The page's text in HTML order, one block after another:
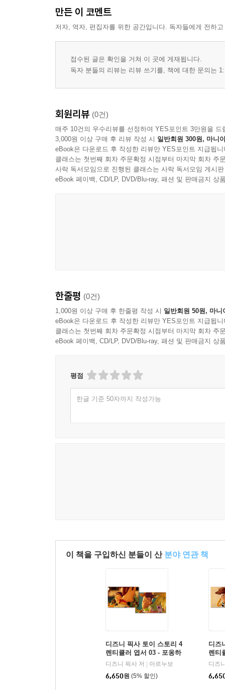
만든 이 코멘트
저자, 역자, 편집자를 위한 공간입니다. 독자들에게 전하
접수된 글은 확인을 거쳐 이 곳에 게재됩니다.
독자 분들의 리뷰는 리뷰 쓰기를, 책에 대한 문의는
회원리뷰 (0건)
매주 10건의 우수리뷰를 선정하여 YES포인트 3만원을 드
3,000원 이상 구매 후 리뷰 작성 시 일반회원 300원, 마니
eBook은 다운로드 후 작성한 리뷰만 YES포인트 지급됩니
클래스는 첫번째 회차 주문확정 시점부터 마지막 회차 주
사락 독서모임으로 진행된 클래스는 사락 독서모임 게시
eBook 페이백, CD/LP, DVD/Blu-ray, 패션 및 판매금지 상
한줄평 (0건)
1,000원 이상 구매 후 한줄평 작성 시 일반회원 50원, 마니
eBook은 다운로드 후 작성한 리뷰만 YES포인트 지급됩니
클래스는 첫번째 회차 주문확정 시점부터 마지막 회차 주
eBook 페이백, CD/LP, DVD/Blu-ray, 패션 및 판매금지 상
평점
한글 기준 50자까지 작성가능
이 책을 구입하신 분들이 산 분야 연관 책
디즈니 픽사 토이 스토리 4
렌티큘러 엽서 03 - 포옹하
는 우디,버즈
디즈니 픽사 저
아르누보
6,650원 (5% 할인)
디즈
렌티
우디,
디즈